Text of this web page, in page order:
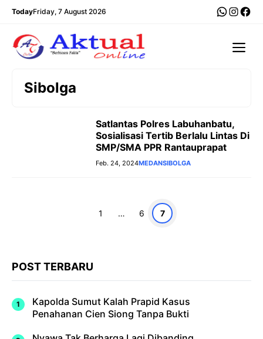
Langsung
TodayFriday, 7 August 2026
Sibolga
Satlantas Polres Labuhanbatu,
Sosialisasi Tertib Berlalu Lintas Di
SMP/SMA PPR Rantauprapat
Feb. 24, 2024MEDANSIBOLGA
Halaman
1 … Halaman
6 Halaman
7
POST TERBARU
Kapolda Sumut Kalah Prapid Kasus
Penahanan Cien Siong Tanpa Bukti